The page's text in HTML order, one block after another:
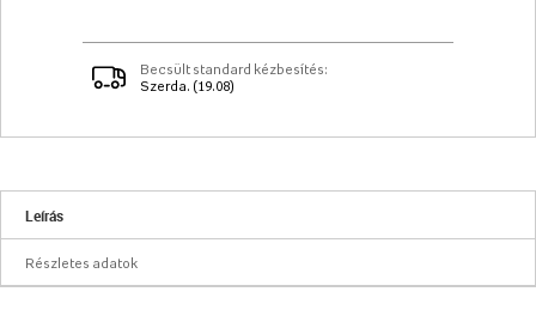
Becsült standard kézbesítés:
Szerda. (19.08)
Leírás
Részletes adatok